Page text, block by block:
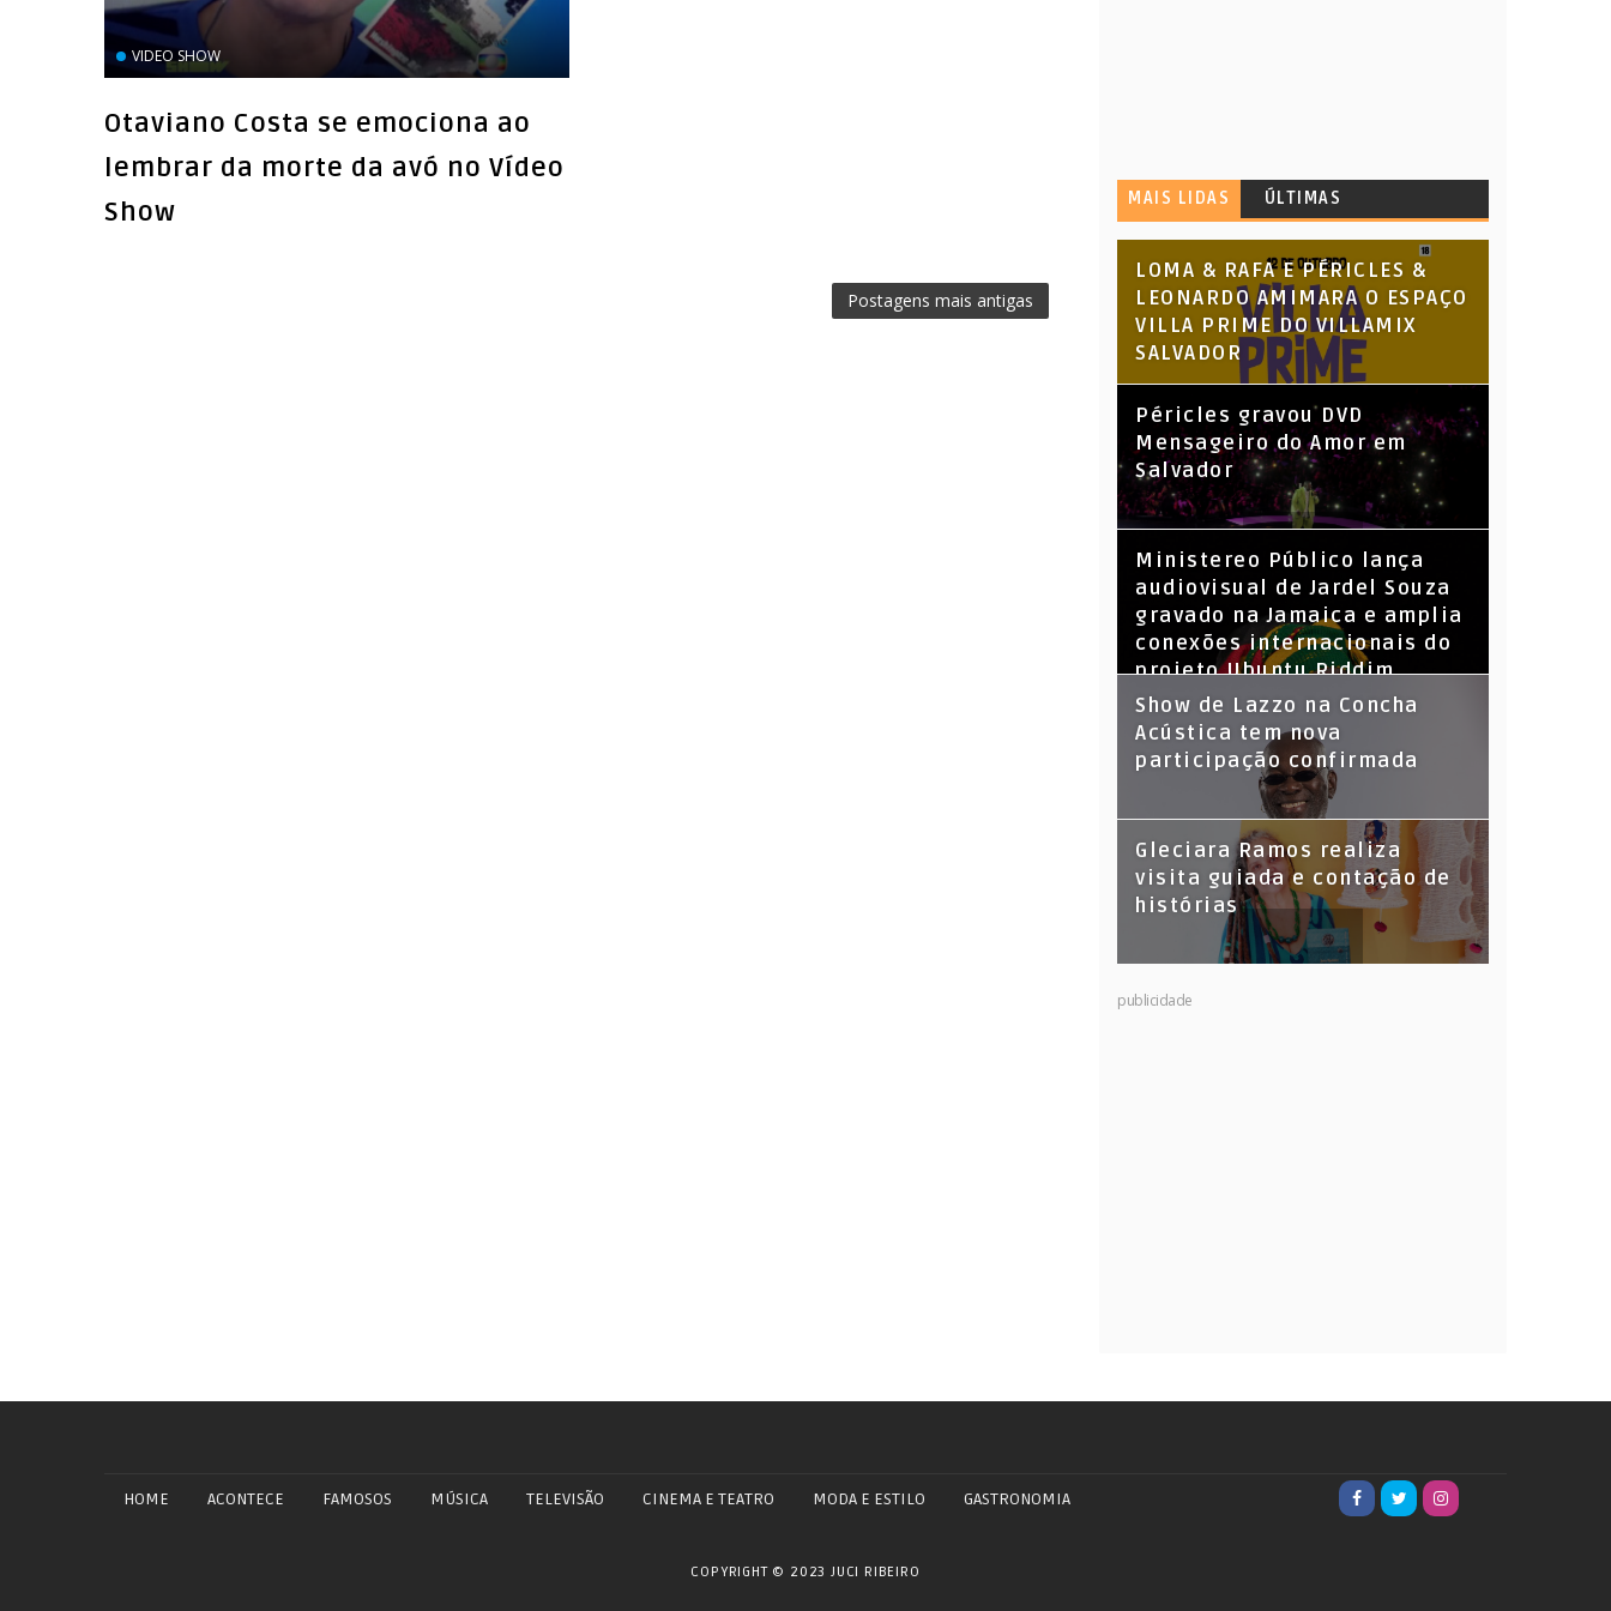
VIDEO SHOW
Otaviano Costa se emociona ao
lembrar da morte da avó no Vídeo
Show
Postagens mais antigas
MAIS LIDAS ÚLTIMAS
LOMA & RAFA E PÉRICLES &
LEONARDO AMIMARA O ESPAÇO
VILLA PRIME DO VILLAMIX
SALVADOR
Péricles gravou DVD
Mensageiro do Amor em
Salvador
​Ministereo Público lança
audiovisual de Jardel Souza
gravado na Jamaica e amplia
conexões internacionais do
projeto Ubuntu Riddim
Show de Lazzo na Concha
Acústica tem nova
participação confirmada
Gleciara Ramos realiza
visita guiada e contação de
histórias
publicidade
HOME ACONTECE FAMOSOS MÚSICA TELEVISÃO CINEMA E TEATRO MODA E ESTILO GASTRONOMIA
COPYRIGHT © 2023 JUCI RIBEIRO